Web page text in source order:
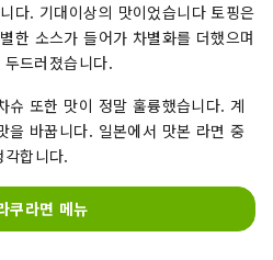
다. 기대이상의 맛이었습니다 토핑은
한 소스가 들어가 차별화를 더했으며
드러졌습니다.
슈 또한 맛이 정말 훌륭했습니다. 계
을 바꿉니다. 일본에서 맛본 라면 중
합니다.
쿠라면 메뉴